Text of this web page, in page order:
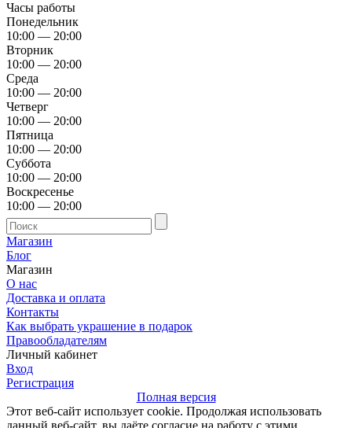
Часы работы
Понедельник
10:00 — 20:00
Вторник
10:00 — 20:00
Среда
10:00 — 20:00
Четверг
10:00 — 20:00
Пятница
10:00 — 20:00
Суббота
10:00 — 20:00
Воскресенье
10:00 — 20:00
Магазин
Блог
Магазин
О нас
Доставка и оплата
Контакты
Как выбрать украшение в подарок
Правообладателям
Личный кабинет
Вход
Регистрация
Полная версия
Этот веб-сайт использует cookie. Продолжая использовать